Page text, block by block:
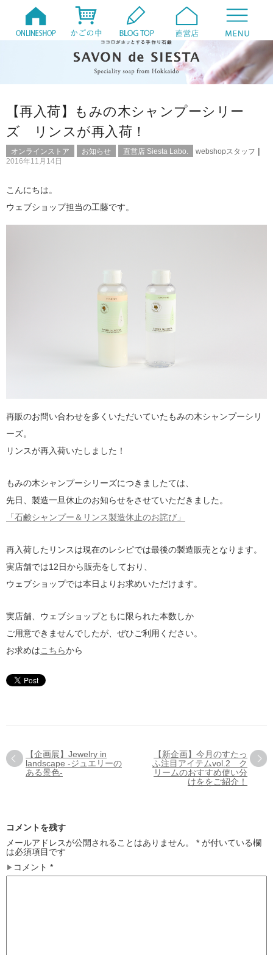
【再入荷】もみの木シャンプーシリー
ズ リンスが再入荷！
オンラインストア お知らせ 直営店 Siesta Labo. webshopスタッフ |
2016年11月14日
こんにちは。
ウェブショップ担当の工藤です。
再販のお問い合わせを多くいただいていたもみの木シャンプーシリ
ーズ。
リンスが再入荷いたしました！
もみの木シャンプーシリーズにつきましたては、
先日、製造一旦休止のお知らせをさせていただきました。
「石鹸シャンプー＆リンス製造休止のお詫び」
再入荷したリンスは現在のレシピでは最後の製造販売となります。
実店舗では12日から販売をしており、
ウェブショップでは本日よりお求めいただけます。
実店舗、ウェブショップともに限られた本数しか
ご用意できませんでしたが、ぜひご利用ください。
お求めはこちらから
【企画展】Jewelry in
landscape -ジュエリーの
ある景色-
【新企画】今月のすたっ
ふ注目アイテムvol.2 ク
リームのおすすめ使い分
けををご紹介！
コメントを残す
メールアドレスが公開されることはありません。
* が付いている欄
は必須項目です
コメント *